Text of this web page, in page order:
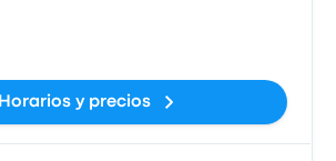
Horarios y precios